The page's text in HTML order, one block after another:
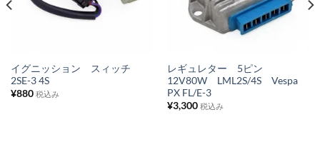
ス
イグニッション スィッチ
2SE-3 4S
¥880 税込み
入
ト
レギュレター 5ピン
12V80W LML2S/4S Vespa
PX FL/E-3
¥3,300 税込み